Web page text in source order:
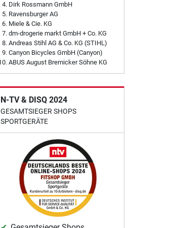
Dirk Rossmann GmbH
Ravensburger AG
Miele & Cie. KG
dm-drogerie markt GmbH + Co. KG
Andreas Stihl AG & Co. KG (STIHL)
Canyon Bicycles GmbH (Canyon)
ABUS August Bremicker Söhne KG
N-TV & DISQ 2024
GESAMTSIEGER SHOPS
SPORTGERÄTE